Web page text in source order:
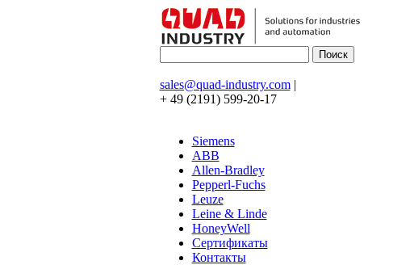
sales@quad-industry.com|
+ 49 (2191) 599-20-17
Siemens
ABB
Allen-Bradley
Pepperl-Fuchs
Leuze
Leine & Linde
HoneyWell
Сертификаты
Контакты